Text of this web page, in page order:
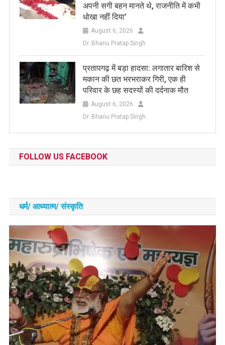
अपनी सगी बहन मानते थे, राजनीति में कभी
धोखा नहीं दिया’
August 6, 2026
Dr. Bhanu Pratap Singh
प्रतापगढ़ में बड़ा हादसा: लगातार बारिश से
मकान की छत भरभराकर गिरी, एक ही
परिवार के छह सदस्यों की दर्दनाक मौत
August 6, 2026
Dr. Bhanu Pratap Singh
FOLLOW US FACEBOOK
धर्म/ आध्‍यात्‍म/ संस्‍कृति